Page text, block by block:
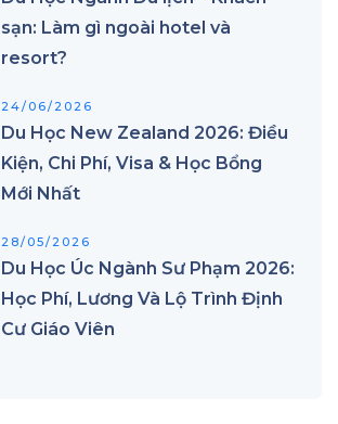
sạn: Làm gì ngoài hotel và
resort?
24/06/2026
Du Học New Zealand 2026: Điều
Kiện, Chi Phí, Visa & Học Bổng
Mới Nhất
28/05/2026
Du Học Úc Ngành Sư Phạm 2026:
Học Phí, Lương Và Lộ Trình Định
Cư Giáo Viên